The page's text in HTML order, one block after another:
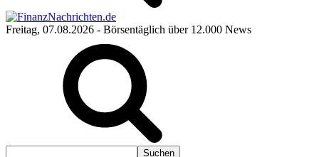
Freitag, 07.08.2026 - Börsentäglich über 12.000 News